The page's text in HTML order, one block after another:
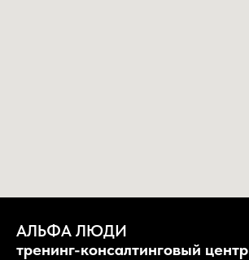
АЛЬФА ЛЮДИ
тренинг-консалтинговый центр